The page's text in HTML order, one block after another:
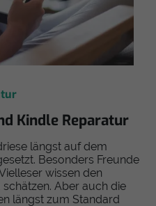
Kindle Reparatur
längst auf dem
Besonders Freunde
wissen den
schätzen. Aber auch die
längst zum Standard